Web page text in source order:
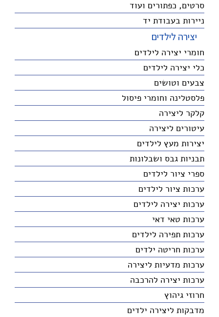
סרטים, כפתורים ועוד
ניירות בעבודת יד
יצירה לילדים
חומרי יצירה לילדים
כלי יצירה לילדים
צבעים וטושים
פלסטלינה וחומרי פיסול
קלקר ליצירה
עיטורים ליצירה
יצירות מעץ לילדים
תבניות גבס ושבלונות
ספרי ציור לילדים
ערכות ציור לילדים
ערכות יצירה לילדים
ערכות טאי דאי
ערכות תפירה לילדים
ערכות חריטה ילדים
ערכות מדעיות ליצירה
ערכות יצירה להרכבה
חרוזי גיהוץ
מדבקות ליצירה ילדים